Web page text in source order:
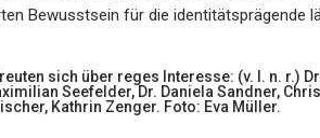
Bewusstsein für die identitätsprägende
sich über reges Interesse: (v. l. n. r.)
Seefelder, Dr. Daniela Sandner,
Kathrin Zenger. Foto: Eva Müller.